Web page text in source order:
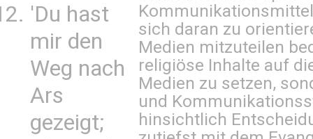
'Du hast
mir den
Weg nach
Ars
gezeigt;
sich daran zu
Medien mitzuteilen
religiöse Inhalte auf
Medien zu setzen,
und
hinsichtlich